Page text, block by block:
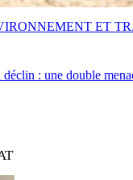
: une double
ET